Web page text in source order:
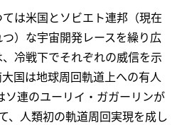
は米国とソビエト連邦（現在
）な宇宙開発レースを繰り広
冷戦下でそれぞれの威信を示
国は地球周回軌道上への有人
連のユーリイ・ガガーリンが
、人類初の軌道周回実現を成し